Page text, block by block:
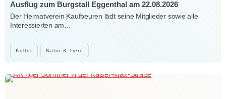
Kultur Natur & Tiere
Ausflug zum Burgstall Eggenthal am 22.08.2026
Der Heimatverein Kaufbeuren lädt seine Mitglieder sowie alle
Interessierten am…